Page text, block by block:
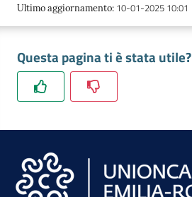
Orientamento
lavoro
Innovazione
Ultimo aggiornamento: 10-01-2025 10:01
Questa pagina ti è stata utile?